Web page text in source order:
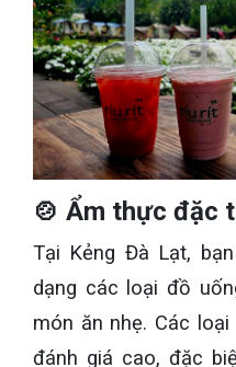
🍲 Ẩm thực đặc
Tại Kẻng Đà Lạt,
dạng các loại đồ
món ăn nhẹ. Các
đánh giá cao, đặc